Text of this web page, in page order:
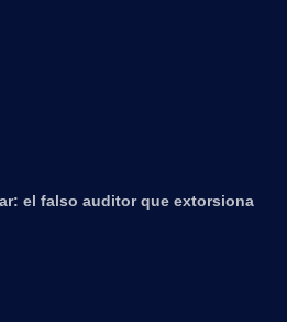
el falso auditor que extorsiona